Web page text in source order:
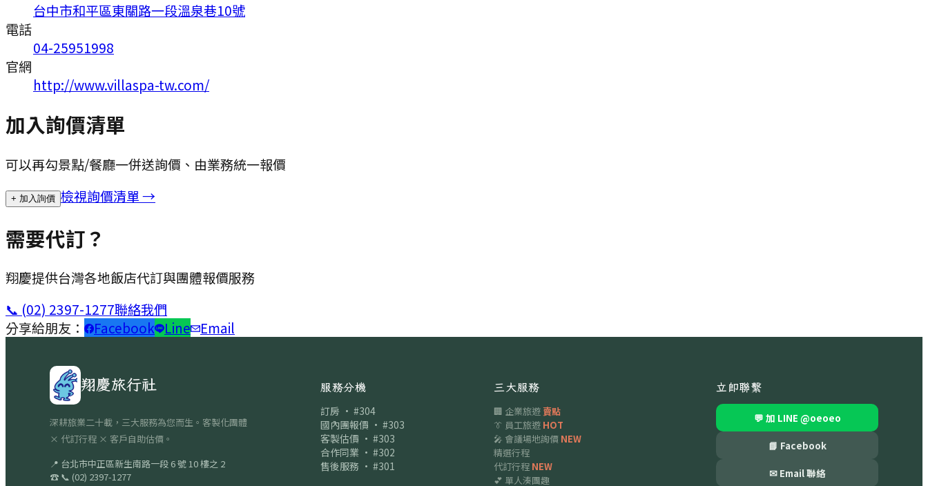
台中市和平區東關路一段溫泉巷10號
電話
04-25951998
官網
http://www.villaspa-tw.com/
加入詢價清單
可以再勾景點/餐廳一併送詢價、由業務統一報價
+ 加入詢價 檢視詢價清單 →
需要代訂？
翔慶提供台灣各地飯店代訂與團體報價服務
📞 (02) 2397-1277聯絡我們
分享給朋友：
Facebook Line Email
翔慶旅行社
深耕旅業二十載，三大服務為您而生。客製化團體
× 代訂行程 × 客戶自助估價。
📍 台北市中正區新生南路一段 6 號 10 樓之 2
☎ 📞 (02) 2397-1277
服務分機
訂房 · #304
國內團報價 · #303
客製估價 · #303
合作同業 · #302
售後服務 · #301
三大服務
🏢 企業旅遊賣點
👔 員工旅遊 HOT
🎤 會議場地詢價 NEW
精選行程
代訂行程 NEW
💕 單人湊團趣
立即聯繫
💬 加 LINE @oeoeo
📘 Facebook
✉ Email 聯絡